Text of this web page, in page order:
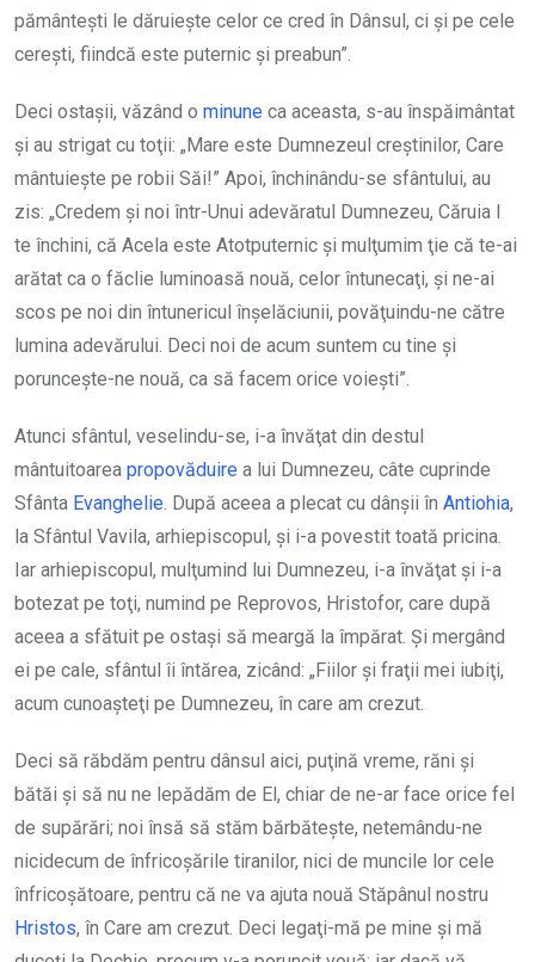
pământeşti le dăruieşte celor ce cred în Dânsul, ci şi pe cele
cereşti, fiindcă este puternic şi preabun”.
Deci ostaşii, văzând o minune ca aceasta, s-au înspăimântat
şi au strigat cu toţii: „Mare este Dumnezeul creştinilor, Care
mântuieşte pe robii Săi!” Apoi, închinându-se sfântului, au
zis: „Credem şi noi într-Unui adevăratul Dumnezeu, Căruia I
te închini, că Acela este Atotputernic şi mulţumim ţie că te-ai
arătat ca o făclie luminoasă nouă, celor întunecaţi, şi ne-ai
scos pe noi din întunericul înşe­lăciunii, povăţuindu-ne către
lumina adevărului. Deci noi de acum suntem cu tine şi
porunceşte-ne nouă, ca să facem orice voieşti”.
Atunci sfântul, veselindu-se, i-a învăţat din destul
mântuitoarea propovăduire a lui Dumnezeu, câte cuprinde
Sfânta Evanghelie. După aceea a plecat cu dânşii în Antiohia,
la Sfântul Vavila, arhiepiscopul, şi i-a povestit toată pricina.
Iar arhiepiscopul, mulţumind lui Dumnezeu, i-a învăţat şi i-a
botezat pe toţi, numind pe Reprovos, Hristofor, care după
aceea a sfătuit pe ostaşi să meargă la împărat. Şi mergând
ei pe cale, sfântul îi întărea, zicând: „Fiilor şi fraţii mei iubiţi,
acum cunoaşteţi pe Dumnezeu, în care am crezut.
Deci să răbdăm pentru dânsul aici, puţină vreme, răni şi
bătăi şi să nu ne lepădăm de El, chiar de ne-ar face orice fel
de supărări; noi însă să stăm bărbăteşte, netemându-ne
nicidecum de înfricoşările tiranilor, nici de muncile lor cele
înfricoşătoare, pentru că ne va ajuta nouă Stăpânul nostru
Hristos, în Care am crezut. Deci legaţi-mă pe mine şi mă